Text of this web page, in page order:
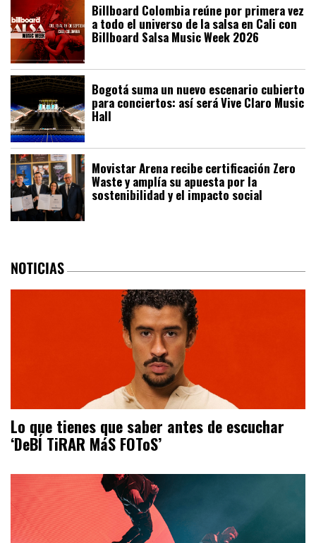
Billboard Colombia reúne por primera vez
a todo el universo de la salsa en Cali con
Billboard Salsa Music Week 2026
Bogotá suma un nuevo escenario cubierto
para conciertos: así será Vive Claro Music
Hall
Movistar Arena recibe certificación Zero
Waste y amplía su apuesta por la
sostenibilidad y el impacto social
NOTICIAS
Lo que tienes que saber antes de escuchar
‘DeBÍ TiRAR MáS FOToS’